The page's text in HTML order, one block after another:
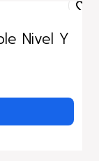
Nivel Y